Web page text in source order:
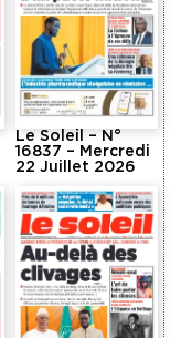
Le Soleil – N°
16837 – Mercredi
22 Juillet 2026